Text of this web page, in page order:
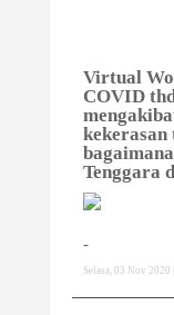
Virtual
COVID
kekerasan
Tenggara
-
Selasa, 03 Nov